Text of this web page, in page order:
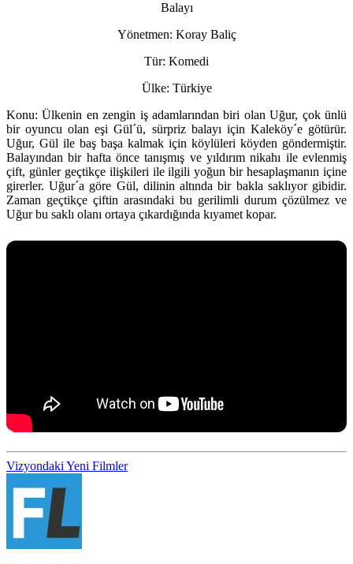
Balayı
Yönetmen: Koray Baliç
Tür: Komedi
Ülke: Türkiye
Konu: Ülkenin en zengin iş adamlarından biri olan Uğur, çok ünlü
bir oyuncu olan eşi Gül´ü, sürpriz balayı için Kaleköy´e götürür.
Uğur, Gül ile baş başa kalmak için köylüleri köyden göndermiştir.
Balayından bir hafta önce tanışmış ve yıldırım nikahı ile evlenmiş
çift, günler geçtikçe ilişkileri ile ilgili yoğun bir hesaplaşmanın içine
girerler. Uğur´a göre Gül, dilinin altında bir bakla saklıyor gibidir.
Zaman geçtikçe çiftin arasındaki bu gerilimli durum çözülmez ve
Uğur bu saklı olanı ortaya çıkardığında kıyamet kopar.
Vizyondaki Yeni Filmler